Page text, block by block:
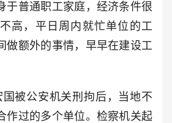
于普通职工家庭，经济条件很
高，平日周内就忙单位的工
做额外的事情，早早在建设工
国被公安机关刑拘后，当地不
作过的多个单位。检察机关起